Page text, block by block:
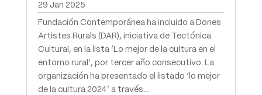
29 Jan 2025
Fundación Contemporánea ha incluido a Dones
Artistes Rurals (DAR), iniciativa de Tectónica
Cultural, en la lista ‘Lo mejor de la cultura en el
entorno rural’, por tercer año consecutivo. La
organización ha presentado el listado ‘lo mejor
de la cultura 2024’ a través...